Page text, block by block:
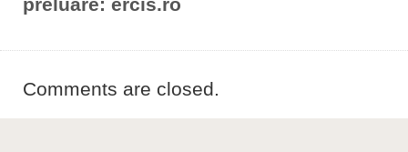
Comments are closed.